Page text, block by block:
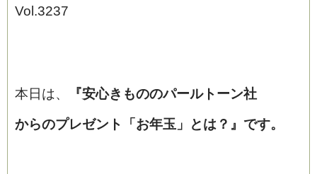
Vol.3237
本日は、 『安心きもののパールトーン社
からのプレゼント「お年玉」とは？』 です。